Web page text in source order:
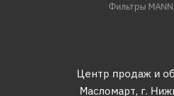
Фильтры
Центр продаж и
Масломарт, г.